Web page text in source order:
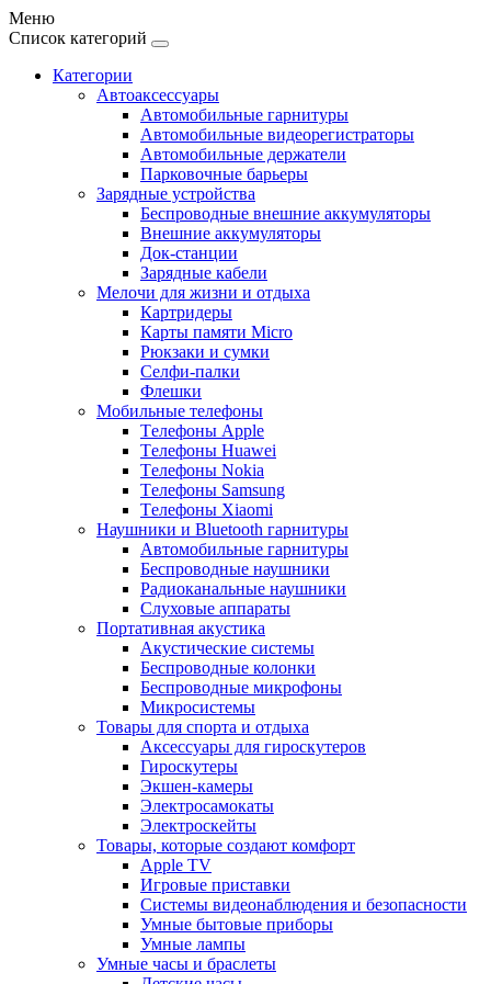
Меню
Список категорий
Категории
Автоаксессуары
Автомобильные гарнитуры
Автомобильные видеорегистраторы
Автомобильные держатели
Парковочные барьеры
Зарядные устройства
Беспроводные внешние аккумуляторы
Внешние аккумуляторы
Док-станции
Зарядные кабели
Мелочи для жизни и отдыха
Картридеры
Карты памяти Micro
Рюкзаки и сумки
Селфи-палки
Флешки
Мобильные телефоны
Tелефоны Apple
Tелефоны Huawei
Tелефоны Nokia
Tелефоны Samsung
Tелефоны Xiaomi
Наушники и Bluetooth гарнитуры
Автомобильные гарнитуры
Беспроводные наушники
Радиоканальные наушники
Слуховые аппараты
Портативная акустика
Акустические системы
Беспроводные колонки
Беспроводные микрофоны
Микросистемы
Товары для спорта и отдыха
Аксессуары для гироскутеров
Гироскутеры
Экшен-камеры
Электросамокаты
Электроскейты
Товары, которые создают комфорт
Apple TV
Игровые приставки
Системы видеонаблюдения и безопасности
Умные бытовые приборы
Умные лампы
Умные часы и браслеты